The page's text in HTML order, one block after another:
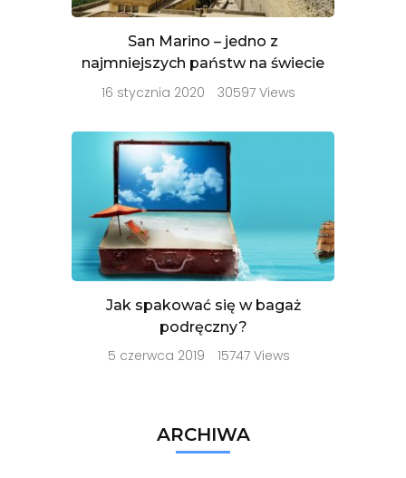
San Marino – jedno z
najmniejszych państw na świecie
16 stycznia 2020 30597 Views
Jak spakować się w bagaż
podręczny?
5 czerwca 2019 15747 Views
ARCHIWA